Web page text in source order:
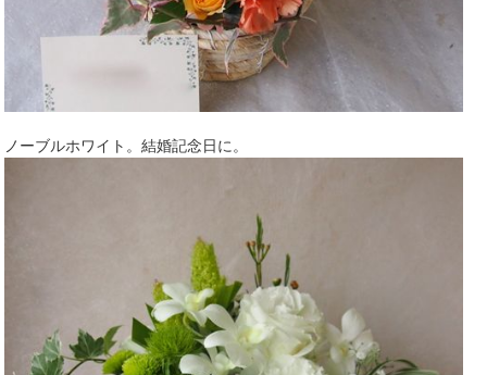
ノーブルホワイト。結婚記念日に。